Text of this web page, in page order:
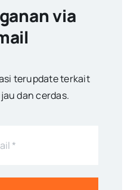
via
terupdate terkait
dan cerdas.